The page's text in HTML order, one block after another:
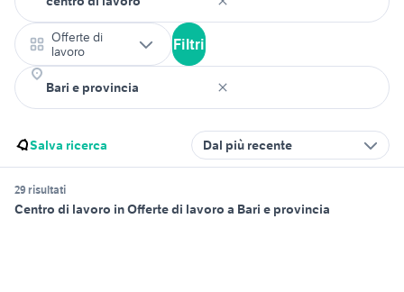
Offerte di
lavoro
Filtri
Salva ricerca Dal più recente
29 risultati
Centro di lavoro in Offerte di lavoro a Bari e provincia